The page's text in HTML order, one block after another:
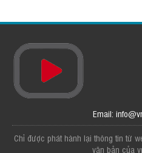
Email:
Chỉ được phát hành lại thông tin từ
văn bản của